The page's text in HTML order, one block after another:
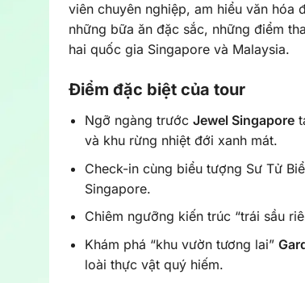
viên chuyên nghiệp, am hiểu văn
những bữa ăn đặc sắc, những điểm
hai quốc gia Singapore và Malaysia.
Điểm đặc biệt của tour
Ngỡ ngàng trướcJewel Singapore
và khu rừng nhiệt đới xanh mát.
Check-in cùng biểu tượng Sư Tử
Singapore.
Chiêm ngưỡng kiến trúc “trái sầu
Khám phá “khu vườn tương lai”
loài thực vật quý hiếm.